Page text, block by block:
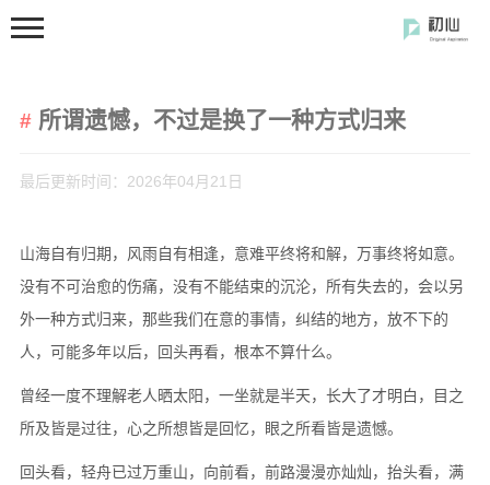
所谓遗憾，不过是换了一种方式归来
最后更新时间：2026年04月21日
山海自有归期，风雨自有相逢，意难平终将和解，万事终将如意。
没有不可治愈的伤痛，没有不能结束的沉沦，所有失去的，会以另
外一种方式归来，那些我们在意的事情，纠结的地方，放不下的
人，可能多年以后，回头再看，根本不算什么。
曾经一度不理解老人晒太阳，一坐就是半天，长大了才明白，目之
所及皆是过往，心之所想皆是回忆，眼之所看皆是遗憾。
回头看，轻舟已过万重山，向前看，前路漫漫亦灿灿，抬头看，满
首页
分类